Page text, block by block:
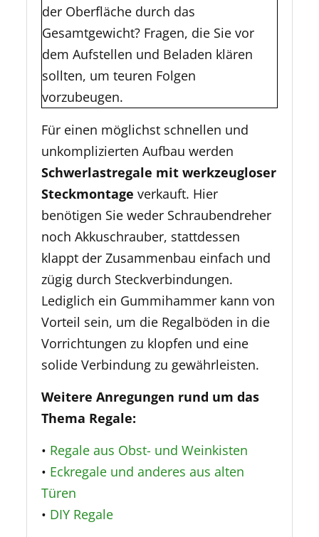
der Oberfläche durch das
Gesamtgewicht? Fragen, die Sie vor
dem Aufstellen und Beladen klären
sollten, um teuren Folgen
vorzubeugen.
Für einen möglichst schnellen und
unkomplizierten Aufbau werden
Schwerlastregale mit werkzeugloser
Steckmontage verkauft. Hier
benötigen Sie weder Schraubendreher
noch Akkuschrauber, stattdessen
klappt der Zusammenbau einfach und
zügig durch Steckverbindungen.
Lediglich ein Gummihammer kann von
Vorteil sein, um die Regalböden in die
Vorrichtungen zu klopfen und eine
solide Verbindung zu gewährleisten.
Weitere Anregungen rund um das
Thema Regale:
• Regale aus Obst- und Weinkisten
• Eckregale und anderes aus alten
Türen
• DIY Regale